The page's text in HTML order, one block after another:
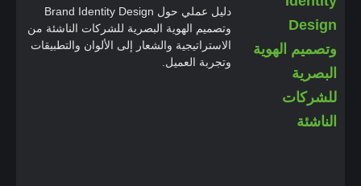
دليل عملي حول Brand Identity Design
وتصميم الهوية البصرية للشركات الناشئة من
الاستراتيجية والشعار إلى الألوان والتطبيقات
وتجربة العميل.